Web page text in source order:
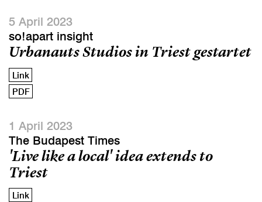
5 April 2023
so!apart insight
Urbanauts Studios in Triest gestartet
Link
PDF
1 April 2023
The Budapest Times
'Live like a local' idea extends to
Triest
Link